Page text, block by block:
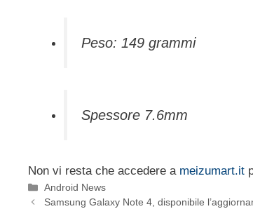
Peso: 149 grammi
Spessore 7.6mm
Non vi resta che accedere a meizumart.it
Categorie
Android News
Samsung Galaxy Note 4, disponibile